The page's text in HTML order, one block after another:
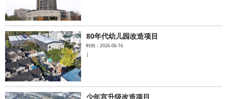
80年代幼儿园改造项目
时间：2026-06-16
|
少年宫升级改造项目